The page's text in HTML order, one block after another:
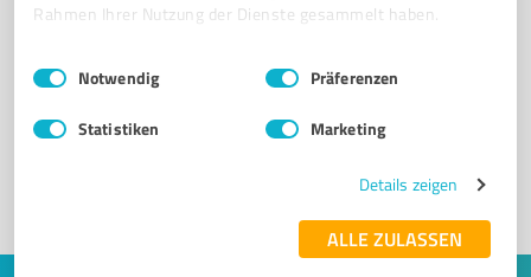
Rahmen Ihrer Nutzung der Dienste gesammelt haben.
Impressum Datenschutzbestimmungen
Einwilligungsauswahl
Notwendig Präferenzen
Statistiken Marketing
Details zeigen
ALLE ZULASSEN
Registrieren Sie sich jetzt und werden Sie ein von